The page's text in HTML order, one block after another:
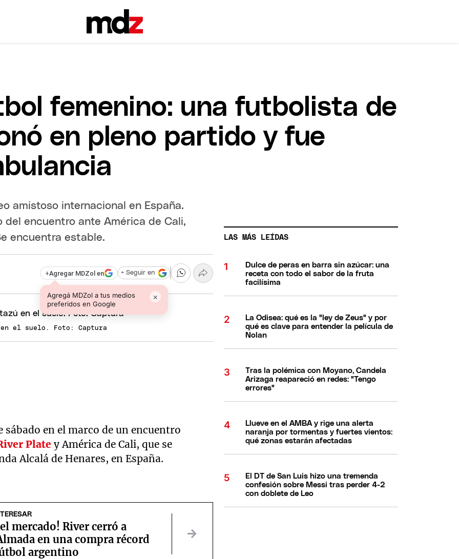
femenino: una futbolista de
en pleno partido y fue
amistoso internacional en España.
encuentro ante América de Cali,
encuentra estable.
+Agregar MDZol en
Agregá MDZol a tus medios
preferidos en Google
×
+ Seguir en
en el suelo. Foto: Captura
en el marco de un encuentro
Plate y América de Cali, que se
Alcalá de Henares, en España.
mercado! River cerró a
en una compra récord
argentino
LAS MÁS LEÍDAS
Dulce de peras en barra sin azúcar: una
receta con todo el sabor de la fruta
facilísima
La Odisea: qué es la "ley de Zeus" y por
qué es clave para entender la película de
Nolan
Tras la polémica con Moyano, Candela
Arizaga reapareció en redes: "Tengo
errores"
Llueve en el AMBA y rige una alerta
naranja por tormentas y fuertes vientos:
qué zonas estarán afectadas
El DT de San Luis hizo una tremenda
confesión sobre Messi tras perder 4-2
con doblete de Leo